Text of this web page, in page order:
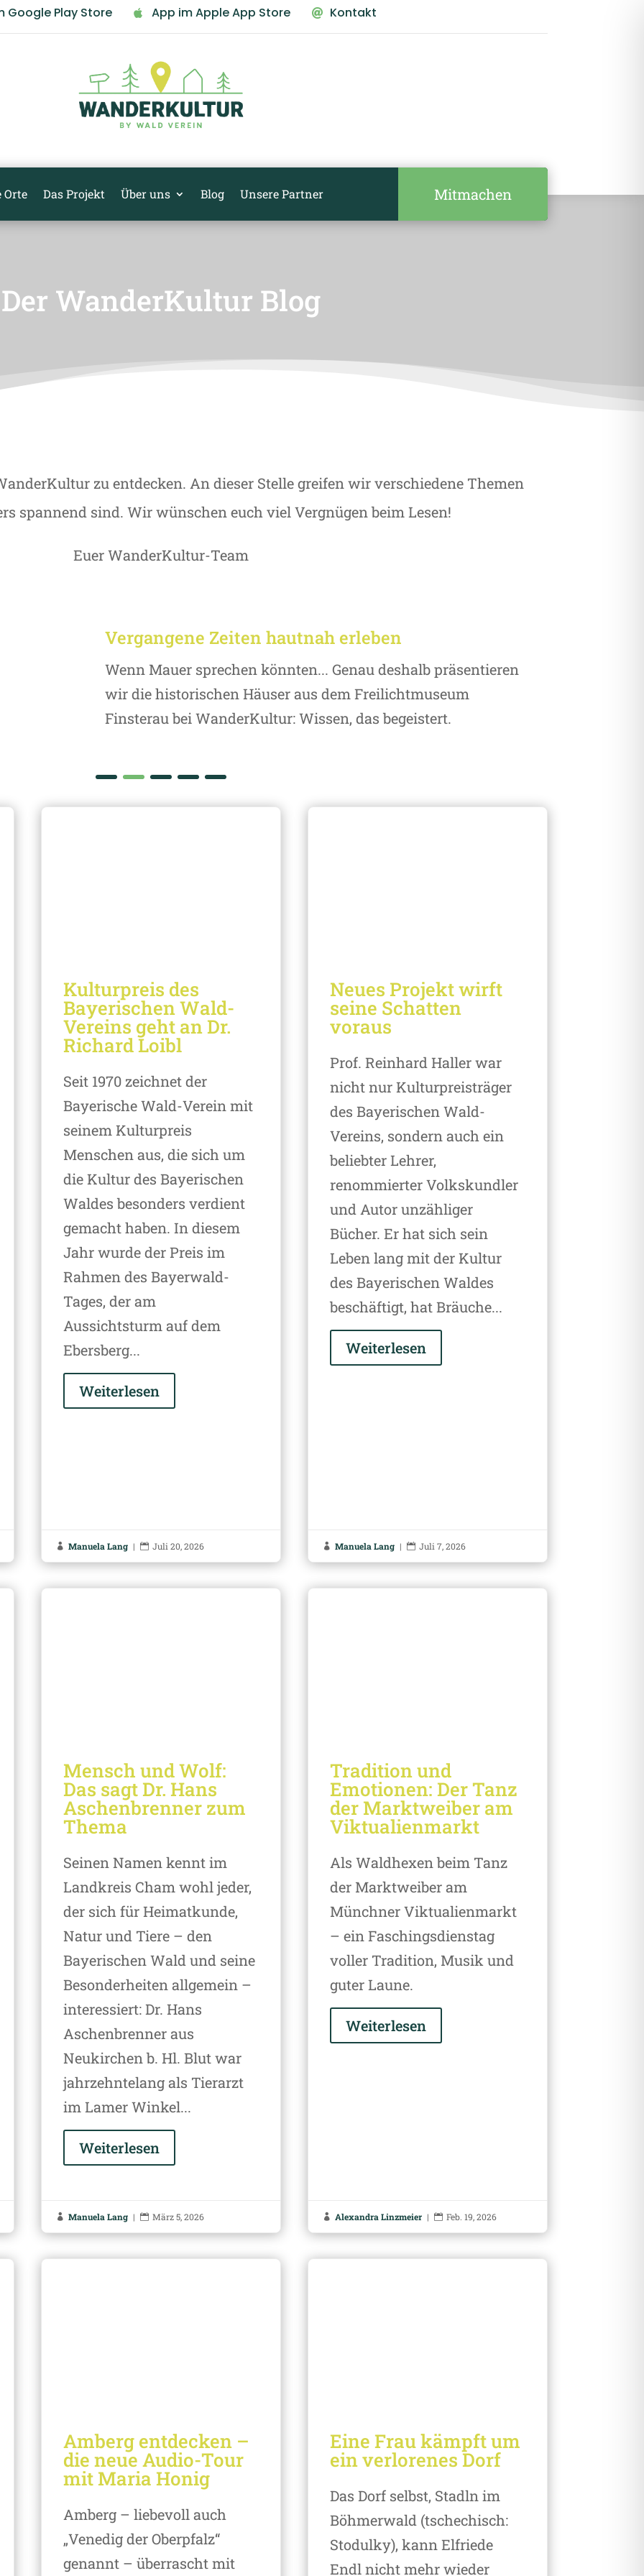
Google Play Store  App im Apple App Store  Kontakt
Orte Das Projekt Über uns Blog Unsere Partner Mitmachen
Der WanderKultur Blog
zu entdecken. An dieser Stelle greifen wir verschiedene Themen
spannend sind. Wir wünschen euch viel Vergnügen beim Lesen!
Euer WanderKultur-Team
Vergangene Zeiten hautnah erleben
Wenn Mauer sprechen könnten... Genau deshalb präsentieren
wir die historischen Häuser aus dem Freilichtmuseum
Finsterau bei WanderKultur: Wissen, das begeistert.
Kulturpreis des
Bayerischen Wald-
Vereins geht an Dr.
Richard Loibl
Seit 1970 zeichnet der
Bayerische Wald-Verein mit
seinem Kulturpreis
Menschen aus, die sich um
die Kultur des Bayerischen
Waldes besonders verdient
gemacht haben. In diesem
Jahr wurde der Preis im
Rahmen des Bayerwald-
Tages, der am
Aussichtsturm auf dem
Ebersberg...
Weiterlesen
 Manuela Lang |  Juli 20, 2026
Neues Projekt wirft
seine Schatten
voraus
Prof. Reinhard Haller war
nicht nur Kulturpreisträger
des Bayerischen Wald-
Vereins, sondern auch ein
beliebter Lehrer,
renommierter Volkskundler
und Autor unzähliger
Bücher. Er hat sich sein
Leben lang mit der Kultur
des Bayerischen Waldes
beschäftigt, hat Bräuche...
Weiterlesen
 Manuela Lang |  Juli 7, 2026
Mensch und Wolf:
Das sagt Dr. Hans
Aschenbrenner zum
Thema
Seinen Namen kennt im
Landkreis Cham wohl jeder,
der sich für Heimatkunde,
Natur und Tiere – den
Bayerischen Wald und seine
Besonderheiten allgemein –
interessiert: Dr. Hans
Aschenbrenner aus
Neukirchen b. Hl. Blut war
jahrzehntelang als Tierarzt
im Lamer Winkel...
Weiterlesen
 Manuela Lang |  März 5, 2026
Tradition und
Emotionen: Der Tanz
der Marktweiber am
Viktualienmarkt
Als Waldhexen beim Tanz
der Marktweiber am
Münchner Viktualienmarkt
– ein Faschingsdienstag
voller Tradition, Musik und
guter Laune.
Weiterlesen
 Alexandra Linzmeier |  Feb. 19, 2026
Amberg entdecken –
die neue Audio-Tour
mit Maria Honig
Amberg – liebevoll auch
„Venedig der Oberpfalz“
genannt – überrascht mit
Eine Frau kämpft um
ein verlorenes Dorf
Das Dorf selbst, Stadln im
Böhmerwald (tschechisch:
Stodulky), kann Elfriede
Endl nicht mehr wieder